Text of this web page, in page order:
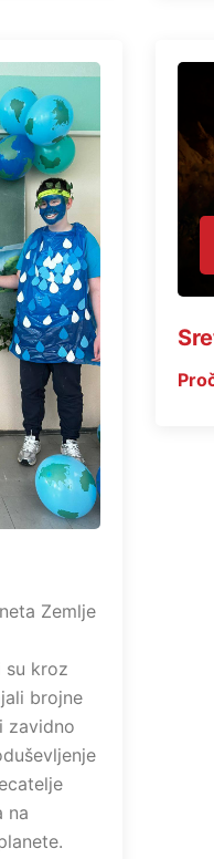
Zemlje
su kroz
brojne
zavidno
na